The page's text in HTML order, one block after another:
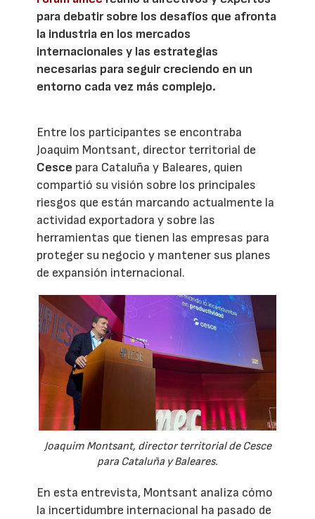
para debatir sobre los desafíos que afronta
la industria en los mercados
internacionales y las estrategias
necesarias para seguir creciendo en un
entorno cada vez más complejo.
Entre los participantes se encontraba
Joaquim Montsant, director territorial de
Cesce para Cataluña y Baleares, quien
compartió su visión sobre los principales
riesgos que están marcando actualmente la
actividad exportadora y sobre las
herramientas que tienen las empresas para
proteger su negocio y mantener sus planes
de expansión internacional.
Joaquim Montsant, director territorial de Cesce
para Cataluña y Baleares.
En esta entrevista, Montsant analiza cómo
la incertidumbre internacional ha pasado de